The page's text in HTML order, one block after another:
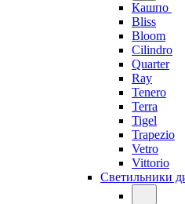
Кашпо
Bliss
Bloom
Cilindro
Quarter
Ray
Tenero
Terra
Tigel
Trapezio
Vetro
Vittorio
Светильники